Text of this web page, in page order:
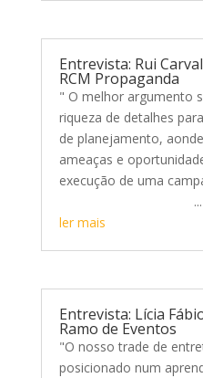
Entrevista: Rui
RCM Propaganda
" O melhor argumento
riqueza de detalhes
de planejamento,
ameaças e
execução de
...
ler mais
Entrevista: Lícia
Ramo de Eventos
"O nosso trade de
posicionado num